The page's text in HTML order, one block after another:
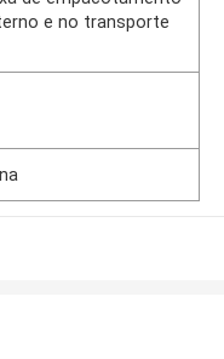
e no transporte